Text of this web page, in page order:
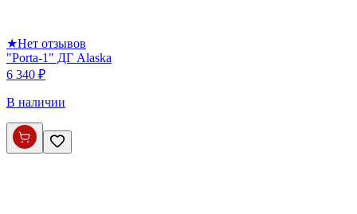
★Нет отзывов
"Porta-1" ДГ Alaska
6 340 ₽
В наличии